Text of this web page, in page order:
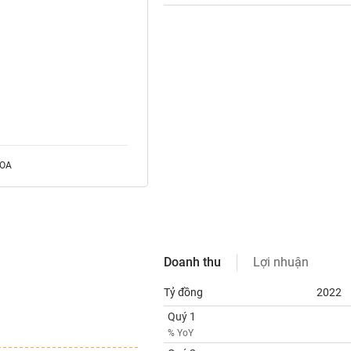
Doanh thu Lợi nhuận
Tỷ đồng
2022
Quý 1
% YoY